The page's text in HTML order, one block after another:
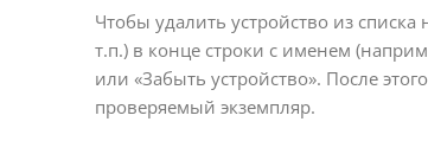
Чтобы удалить устройство из
т.п.) в конце строки с именем
или «Забыть устройство». После
проверяемый экземпляр.